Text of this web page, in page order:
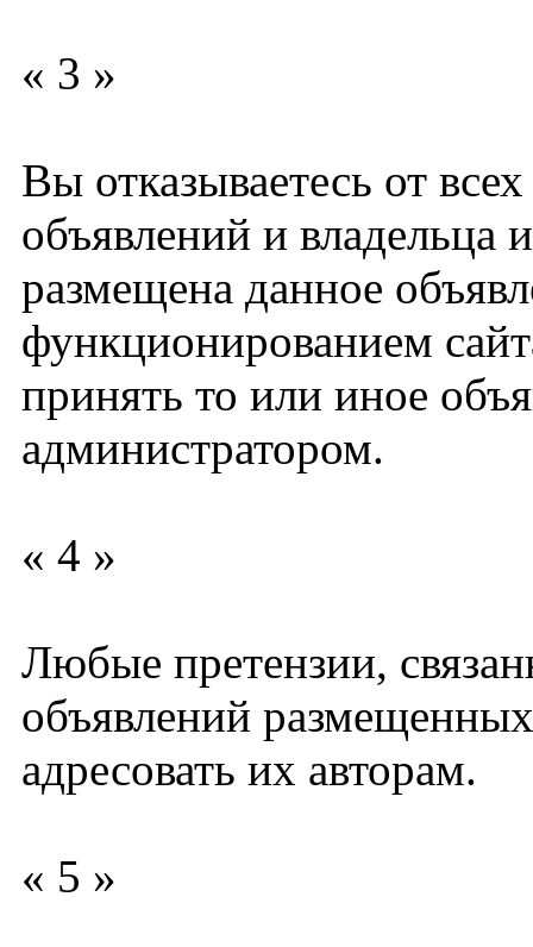
« 3 »
Вы отказываетесь от
объявлений и владельца
размещена данное
функционированием
принять то или иное
администратором.
« 4 »
Любые претензии,
объявлений
адресовать их авторам.
« 5 »